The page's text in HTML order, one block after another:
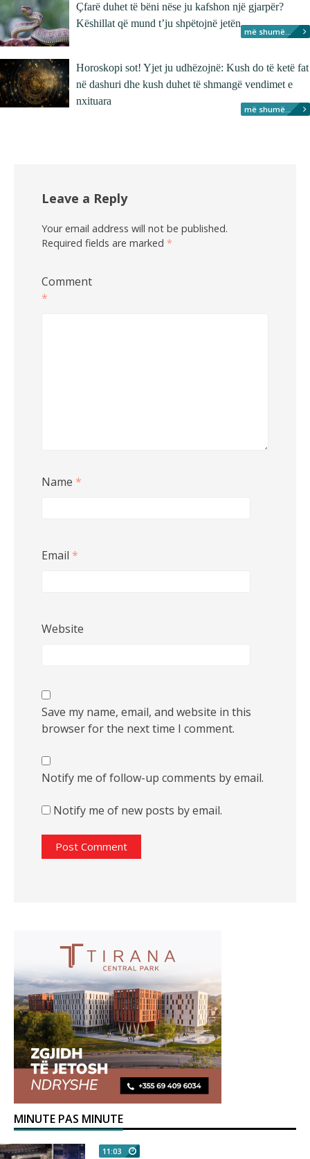
Çfarë duhet të bëni nëse ju kafshon një gjarpër?
Këshillat që mund t’ju shpëtojnë jetën
më shumë...
Horoskopi sot! Yjet ju udhëzojnë: Kush do të ketë fat
në dashuri dhe kush duhet të shmangë vendimet e
nxituara
më shumë...
Leave a Reply
Your email address will not be published.
Required fields are marked *
Comment
*
Name *
Email *
Website
Save my name, email, and website in this
browser for the next time I comment.
Notify me of follow-up comments by email.
Notify me of new posts by email.
MINUTE PAS MINUTE
11:03